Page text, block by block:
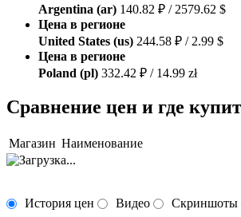
Argentina (ar) 140.82 ₽ / 2579.62 $
Цена в регионе
United States (us) 244.58 ₽ / 2.99 $
Цена в регионе
Poland (pl) 332.42 ₽ / 14.99 zł
Сравнение цен и где
Магазин Наименование
История цен Видео Скриншоты